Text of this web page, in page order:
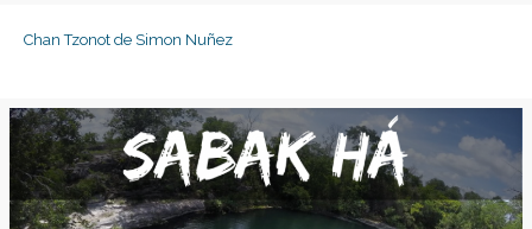
Chan Tzonot de Simon Nuñez
Chan Tzonot de Simon Nuñez